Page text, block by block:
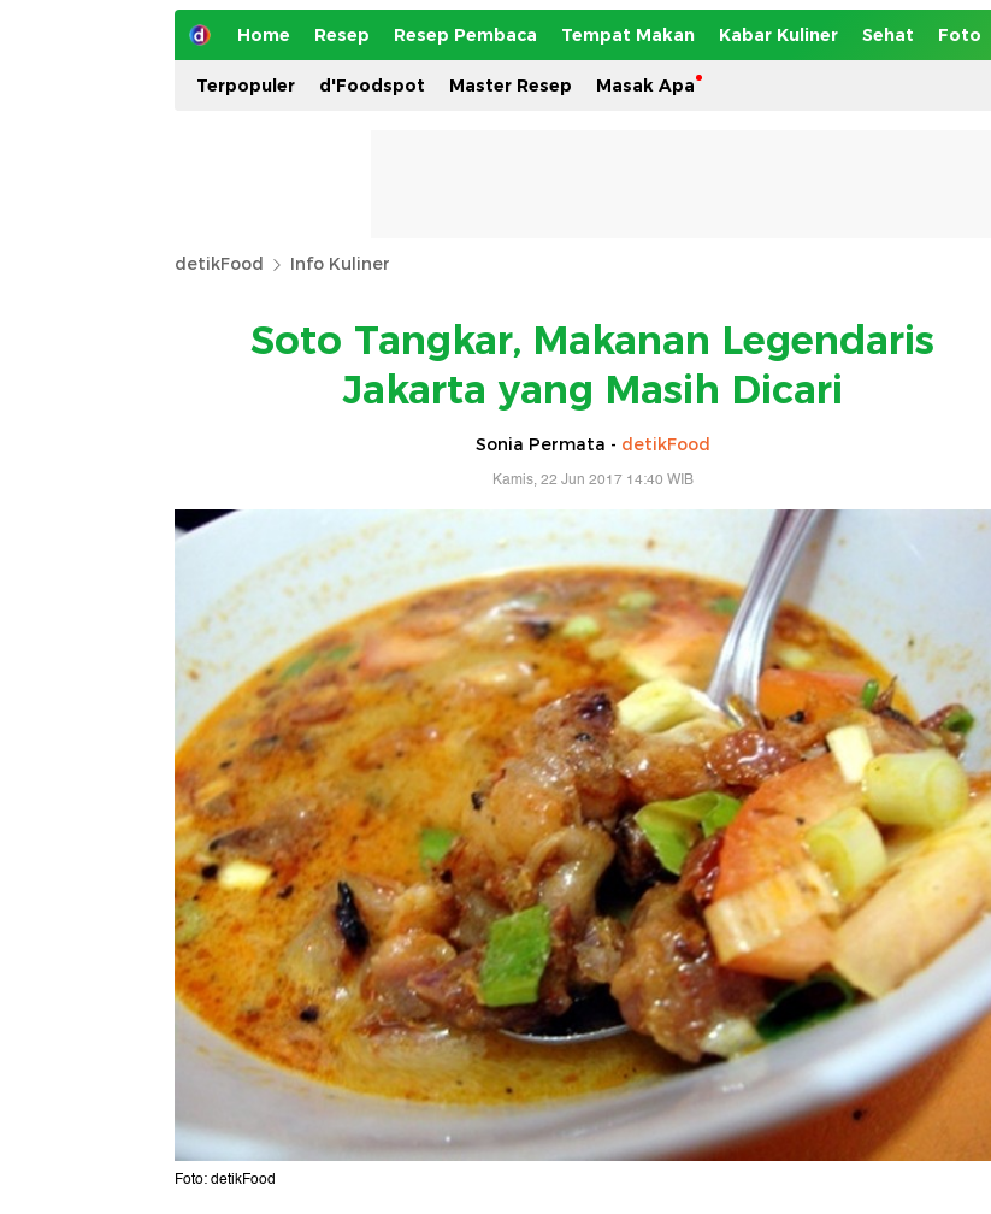
Home Resep Resep Pembaca Tempat Makan Kabar Kuliner Sehat Foto
Terpopuler d'Foodspot Master Resep Masak Apa
detikFood Info Kuliner
Soto Tangkar, Makanan Legendaris
Jakarta yang Masih Dicari
Sonia Permata - detikFood
Kamis, 22 Jun 2017 14:40 WIB
Foto: detikFood